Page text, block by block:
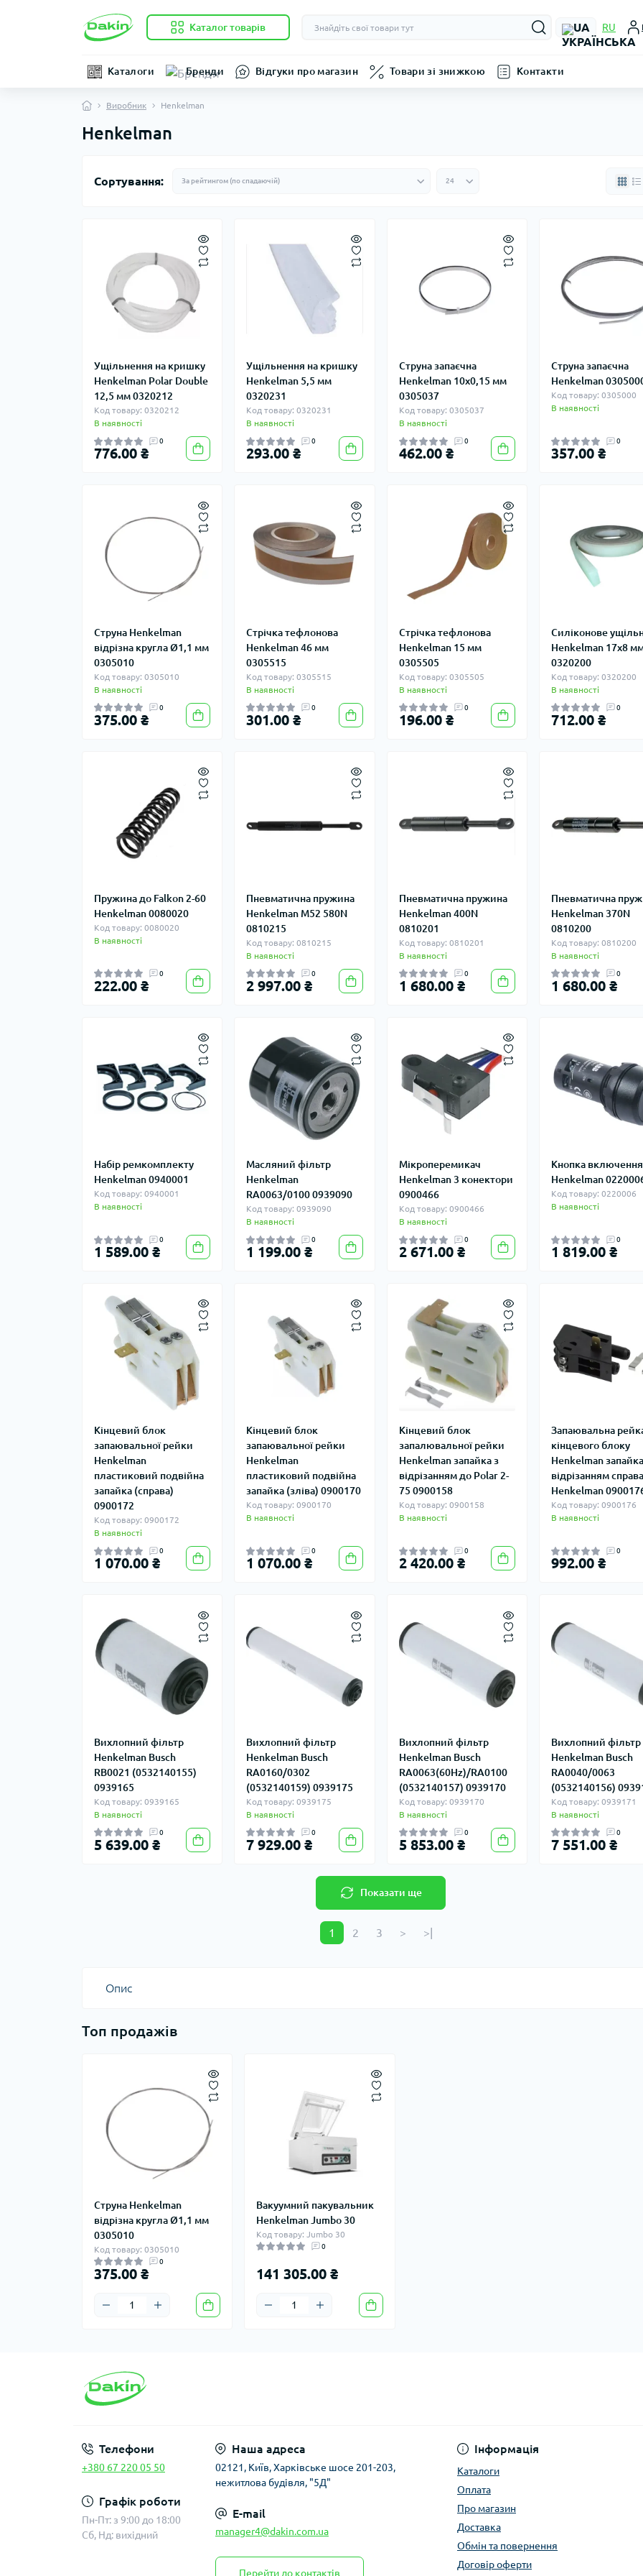
Каталог товарів UA RU
Каталоги Бренди Відгуки про магазин Товари зі знижкою Контакти
Виробник Henkelman
Henkelman
Сортування:
Ущільнення на кришку
Henkelman Polar Double
12,5 мм 0320212
Код товару: 0320212
В наявності
0
776.00 ₴
Ущільнення на кришку
Henkelman 5,5 мм
0320231
Код товару: 0320231
В наявності
0
293.00 ₴
Струна запаєчна
Henkelman 10х0,15 мм
0305037
Код товару: 0305037
В наявності
0
462.00 ₴
Струна запаєчна
Henkelman
Код товару: 0305000
В наявності
0
357.00 ₴
Струна Henkelman
відрізна кругла Ø1,1 мм
0305010
Код товару: 0305010
В наявності
0
375.00 ₴
Стрічка тефлонова
Henkelman 46 мм
0305515
Код товару: 0305515
В наявності
0
301.00 ₴
Стрічка тефлонова
Henkelman 15 мм
0305505
Код товару: 0305505
В наявності
0
196.00 ₴
Силіконове
Henkelman 17х8
0320200
Код товару: 0320200
В наявності
0
712.00 ₴
Пружина до Falkon 2-60
Henkelman 0080020
Код товару: 0080020
В наявності
0
222.00 ₴
Пневматична пружина
Henkelman M52 580N
0810215
Код товару: 0810215
В наявності
0
2 997.00 ₴
Пневматична пружина
Henkelman 400N
0810201
Код товару: 0810201
В наявності
0
1 680.00 ₴
Пневматична
Henkelman 370N
0810200
Код товару: 0810200
В наявності
0
1 680.00 ₴
Набір ремкомплекту
Henkelman 0940001
Код товару: 0940001
В наявності
0
1 589.00 ₴
Масляний фільтр
Henkelman
RA0063/0100 0939090
Код товару: 0939090
В наявності
0
1 199.00 ₴
Мікроперемикач
Henkelman 3 конектори
0900466
Код товару: 0900466
В наявності
0
2 671.00 ₴
Кнопка включення
Henkelman
Код товару: 0220006
В наявності
0
1 819.00 ₴
Кінцевий блок
запаювальної рейки
Henkelman
пластиковий подвійна
запайка (справа)
0900172
Код товару: 0900172
В наявності
0
1 070.00 ₴
Кінцевий блок
запаювальної рейки
Henkelman
пластиковий подвійна
запайка (зліва) 0900170
Код товару: 0900170
В наявності
0
1 070.00 ₴
Кінцевий блок
запалювальної рейки
Henkelman запайка з
відрізанням до Polar 2-
75 0900158
Код товару: 0900158
В наявності
0
2 420.00 ₴
Запаювальна
кінцевого блоку
Henkelman
відрізанням справа
Henkelman
Код товару: 0900176
В наявності
0
992.00 ₴
Вихлопний фільтр
Henkelman Busch
RB0021 (0532140155)
0939165
Код товару: 0939165
В наявності
0
5 639.00 ₴
Вихлопний фільтр
Henkelman Busch
RA0160/0302
(0532140159) 0939175
Код товару: 0939175
В наявності
0
7 929.00 ₴
Вихлопний фільтр
Henkelman Busch
RA0063(60Hz)/RA0100
(0532140157) 0939170
Код товару: 0939170
В наявності
0
5 853.00 ₴
Вихлопний фільтр
Henkelman Busch
RA0040/0063
(0532140156)
Код товару: 0939171
В наявності
0
7 551.00 ₴
Показати ще
1 2 3 > >|
Опис
Топ продажів
Струна Henkelman
відрізна кругла Ø1,1 мм
0305010
Код товару: 0305010
0
375.00 ₴
Вакуумний пакувальник
Henkelman Jumbo 30
Код товару: Jumbo 30
0
141 305.00 ₴
Телефони
+380 67 220 05 50
Графік роботи
Пн-Пт: з 9:00 до 18:00
Сб, Нд: вихідний
Наша адреса
02121, Київ, Харківське шосе 201-203,
нежитлова будівля, "5Д"
E-mail
manager4@dakin.com.ua
Перейти до контактів
Інформація
Каталоги
Оплата
Про магазин
Доставка
Обмін та повернення
Договір оферти